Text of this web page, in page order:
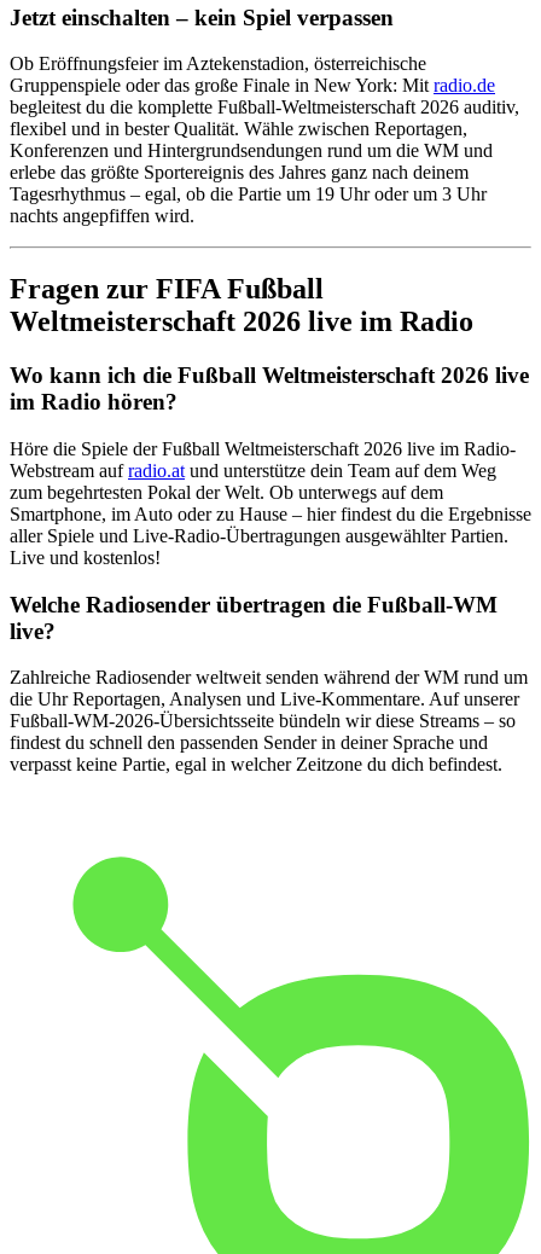
Jetzt einschalten – kein Spiel verpassen
Ob Eröffnungsfeier im Aztekenstadion, österreichische
Gruppenspiele oder das große Finale in New York: Mit radio.de
begleitest du die komplette Fußball-Weltmeisterschaft 2026 auditiv,
flexibel und in bester Qualität. Wähle zwischen Reportagen,
Konferenzen und Hintergrundsendungen rund um die WM und
erlebe das größte Sportereignis des Jahres ganz nach deinem
Tagesrhythmus – egal, ob die Partie um 19 Uhr oder um 3 Uhr
nachts angepfiffen wird.
Fragen zur FIFA Fußball
Weltmeisterschaft 2026 live im Radio
Wo kann ich die Fußball Weltmeisterschaft 2026 live
im Radio hören?
Höre die Spiele der Fußball Weltmeisterschaft 2026 live im Radio-
Webstream aufradio.at und unterstütze dein Team auf dem Weg
zum begehrtesten Pokal der Welt. Ob unterwegs auf dem
Smartphone, im Auto oder zu Hause – hier findest du die Ergebnisse
aller Spiele und Live-Radio-Übertragungen ausgewählter Partien.
Live und kostenlos!
Welche Radiosender übertragen die Fußball-WM
live?
Zahlreiche Radiosender weltweit senden während der WM rund um
die Uhr Reportagen, Analysen und Live-Kommentare. Auf unserer
Fußball-WM-2026-Übersichtsseite bündeln wir diese Streams – so
findest du schnell den passenden Sender in deiner Sprache und
verpasst keine Partie, egal in welcher Zeitzone du dich befindest.